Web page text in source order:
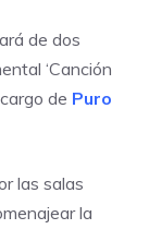
de dos
‘Canción
de Puro
las salas
la